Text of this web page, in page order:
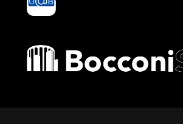
Bocconi shop